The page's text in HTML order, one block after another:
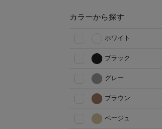
カラーから探す
ホワイト
ブラック
グレー
ブラウン
ベージュ